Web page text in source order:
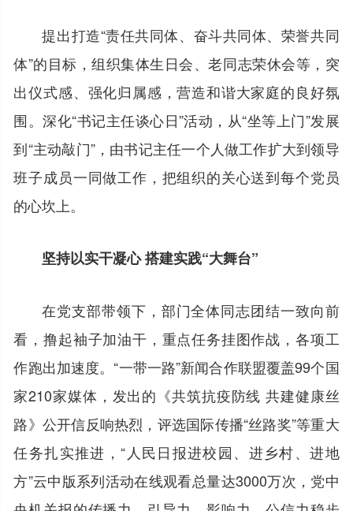
提出打造“责任共同体、奋斗共同体、荣誉共同
体”的目标，组织集体生日会、老同志荣休会等，突
出仪式感、强化归属感，营造和谐大家庭的良好氛
围。深化“书记主任谈心日”活动，从“坐等上门”发展
到“主动敲门”，由书记主任一个人做工作扩大到领导
班子成员一同做工作，把组织的关心送到每个党员
的心坎上。
坚持以实干凝心 搭建实践“大舞台”
在党支部带领下，部门全体同志团结一致向前
看，撸起袖子加油干，重点任务挂图作战，各项工
作跑出加速度。“一带一路”新闻合作联盟覆盖99个国
家210家媒体，发出的《共筑抗疫防线 共建健康丝
路》公开信反响热烈，评选国际传播“丝路奖”等重大
任务扎实推进，“人民日报进校园、进乡村、进地
方”云中版系列活动在线观看总量达3000万次，党中